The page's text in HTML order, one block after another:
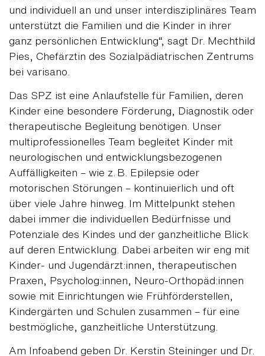
und individuell an und unser interdisziplinäres Team
unterstützt die Familien und die Kinder in ihrer
ganz persönlichen Entwicklung“, sagt Dr. Mechthild
Pies, Chefärztin des Sozialpädiatrischen Zentrums
bei varisano.
Das SPZ ist eine Anlaufstelle für Familien, deren
Kinder eine besondere Förderung, Diagnostik oder
therapeutische Begleitung benötigen. Unser
multiprofessionelles Team begleitet Kinder mit
neurologischen und entwicklungsbezogenen
Auffälligkeiten – wie z. B. Epilepsie oder
motorischen Störungen – kontinuierlich und oft
über viele Jahre hinweg. Im Mittelpunkt stehen
dabei immer die individuellen Bedürfnisse und
Potenziale des Kindes und der ganzheitliche Blick
auf deren Entwicklung. Dabei arbeiten wir eng mit
Kinder- und Jugendärzt:innen, therapeutischen
Praxen, Psycholog:innen, Neuro-Orthopäd:innen
sowie mit Einrichtungen wie Frühförderstellen,
Kindergärten und Schulen zusammen – für eine
bestmögliche, ganzheitliche Unterstützung.
Am Infoabend geben Dr. Kerstin Steininger und Dr.